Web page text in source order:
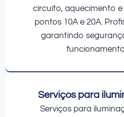
circuito, aquecimento
pontos 10A e 20A.
garantindo
Serviços para
Serviços para